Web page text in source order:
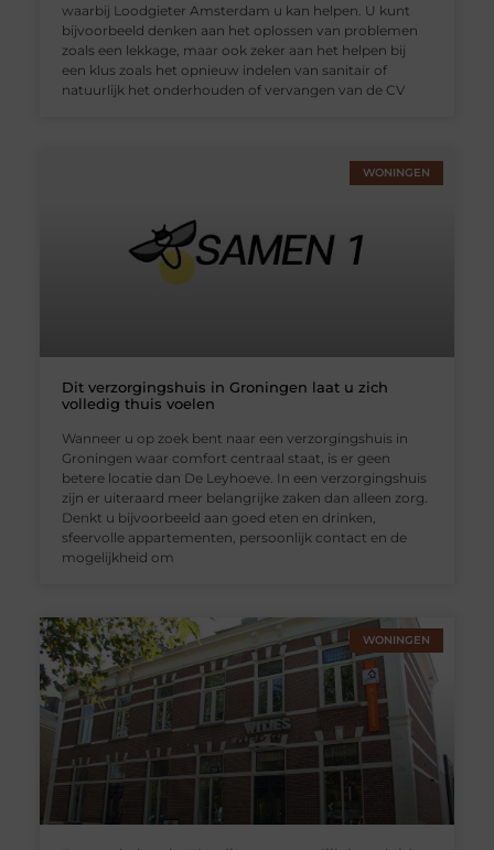
waarbij Loodgieter Amsterdam u kan helpen. U kunt
bijvoorbeeld denken aan het oplossen van problemen
zoals een lekkage, maar ook zeker aan het helpen bij
een klus zoals het opnieuw indelen van sanitair of
natuurlijk het onderhouden of vervangen van de CV
WONINGEN
Dit verzorgingshuis in Groningen laat u zich
volledig thuis voelen
Wanneer u op zoek bent naar een verzorgingshuis in
Groningen waar comfort centraal staat, is er geen
betere locatie dan De Leyhoeve. In een verzorgingshuis
zijn er uiteraard meer belangrijke zaken dan alleen zorg.
Denkt u bijvoorbeeld aan goed eten en drinken,
sfeervolle appartementen, persoonlijk contact en de
mogelijkheid om
WONINGEN